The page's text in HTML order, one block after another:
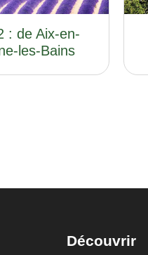
: de Aix-en-
les-Bains
Découvrir